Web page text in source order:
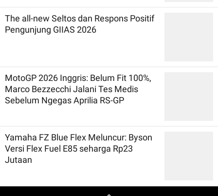
The all-new Seltos dan Respons Positif
Pengunjung GIIAS 2026
MotoGP 2026 Inggris: Belum Fit 100%,
Marco Bezzecchi Jalani Tes Medis
Sebelum Ngegas Aprilia RS-GP
Yamaha FZ Blue Flex Meluncur: Byson
Versi Flex Fuel E85 seharga Rp23
Jutaan